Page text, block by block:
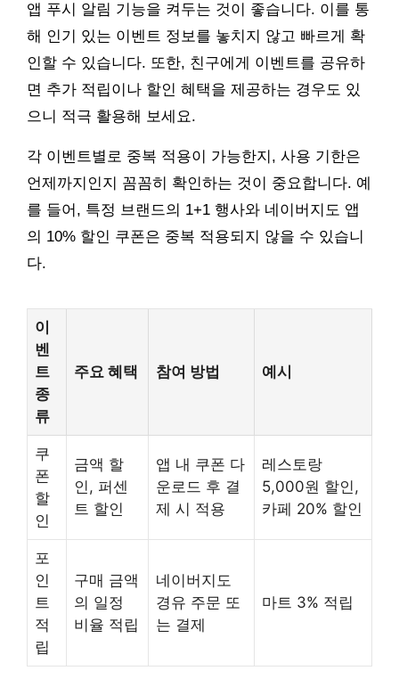
앱 푸시 알림 기능을 켜두는 것이 좋습니다. 이를 통
해 인기 있는 이벤트 정보를 놓치지 않고 빠르게 확
인할 수 있습니다. 또한, 친구에게 이벤트를 공유하
면 추가 적립이나 할인 혜택을 제공하는 경우도 있
으니 적극 활용해 보세요.
각 이벤트별로 중복 적용이 가능한지, 사용 기한은
언제까지인지 꼼꼼히 확인하는 것이 중요합니다. 예
를 들어, 특정 브랜드의 1+1 행사와 네이버지도 앱
의 10% 할인 쿠폰은 중복 적용되지 않을 수 있습니
다.
이
벤
트
종
류
주요 혜택 참여 방법 예시
쿠
폰
할
인
금액 할
인, 퍼센
트 할인
앱 내 쿠폰 다
운로드 후 결
제 시 적용
레스토랑
5,000원 할인,
카페 20% 할인
포
인
트
적
립
구매 금액
의 일정
비율 적립
네이버지도
경유 주문 또
는 결제
마트 3% 적립